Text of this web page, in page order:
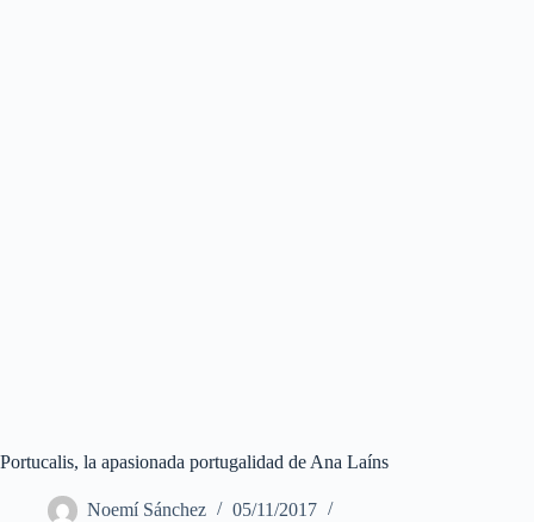
Portucalis, la apasionada portugalidad de Ana Laíns
Noemí Sánchez
05/11/2017